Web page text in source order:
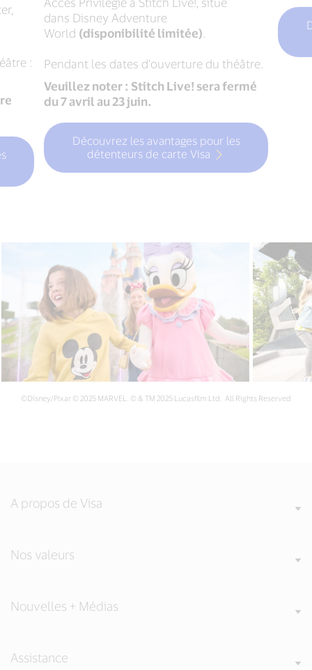
:
dans Disney Adventure
World (disponibilité limitée)
Pendant les dates d’ouverture du théâtre.
Veuillez noter : Stitch Live! sera fermé
du 7 avril au 23 juin.
Découvrez les avantages pour les
détenteurs de carte Visa
©Disney/Pixar © 2025 MARVEL. © & TM 2025 Lucasfilm Ltd. All Rights Reserved
A propos de Visa
Nos valeurs
Nouvelles + Médias
Assistance